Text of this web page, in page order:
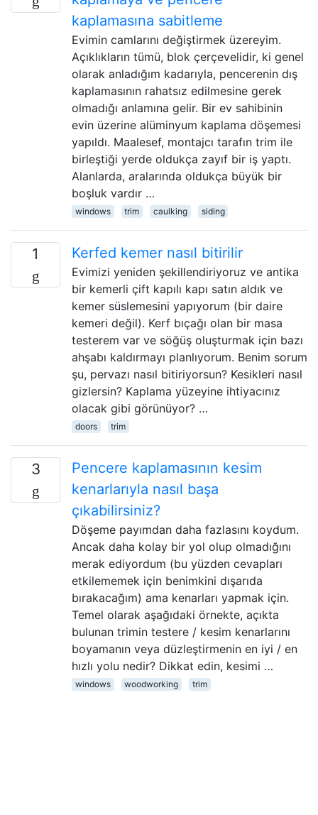
kaplamasına sabitleme
Evimin camlarını değiştirmek üzereyim.
Açıklıkların tümü, blok çerçevelidir, ki genel
olarak anladığım kadarıyla, pencerenin dış
kaplamasının rahatsız edilmesine gerek
olmadığı anlamına gelir. Bir ev sahibinin
evin üzerine alüminyum kaplama döşemesi
yapıldı. Maalesef, montajcı tarafın trim ile
birleştiği yerde oldukça zayıf bir iş yaptı.
Alanlarda, aralarında oldukça büyük bir
boşluk vardır …
windows trim caulking siding
1 Kerfed kemer nasıl bitirilir
Evimizi yeniden şekillendiriyoruz ve antika
bir kemerli çift kapılı kapı satın aldık ve
kemer süslemesini yapıyorum (bir daire
kemeri değil). Kerf bıçağı olan bir masa
testerem var ve söğüş oluşturmak için bazı
ahşabı kaldırmayı planlıyorum. Benim sorum
şu, pervazı nasıl bitiriyorsun? Kesikleri nasıl
gizlersin? Kaplama yüzeyine ihtiyacınız
olacak gibi görünüyor? …
doors trim
3
Pencere kaplamasının kesim
kenarlarıyla nasıl başa
çıkabilirsiniz?
Döşeme payımdan daha fazlasını koydum.
Ancak daha kolay bir yol olup olmadığını
merak ediyordum (bu yüzden cevapları
etkilememek için benimkini dışarıda
bırakacağım) ama kenarları yapmak için.
Temel olarak aşağıdaki örnekte, açıkta
bulunan trimin testere / kesim kenarlarını
boyamanın veya düzleştirmenin en iyi / en
hızlı yolu nedir? Dikkat edin, kesimi …
windows woodworking trim